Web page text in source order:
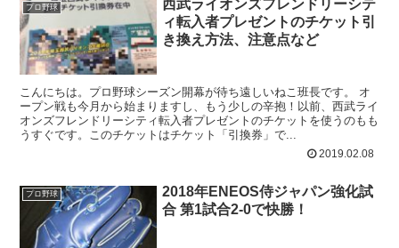
プロ野球
西武ライオンズフレンドリーシテ
ィ転入者プレゼントのチケット引
き換え方法、注意点など
こんにちは。プロ野球シーズン開幕が待ち遠しいねこ班長です。 オ
ープン戦も今月から始まりますし、もう少しの辛抱！以前、西武ライ
オンズフレンドリーシティ転入者プレゼントのチケットを使うのもも
うすぐです。このチケットはチケット「引換券」で...
2019.02.08
プロ野球
2018年ENEOS侍ジャパン強化試
合 第1試合2-0で快勝！